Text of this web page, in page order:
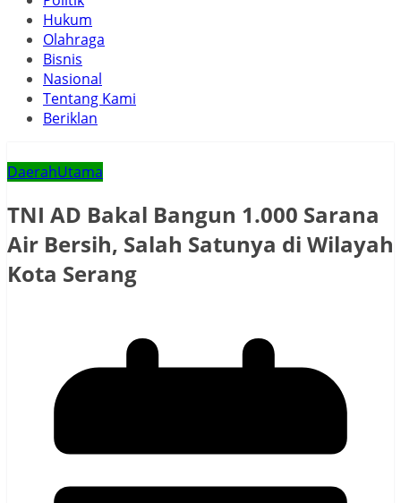
Hukum
Olahraga
Bisnis
Nasional
Tentang Kami
Beriklan
DaerahUtama
TNI AD Bakal Bangun 1.000 Sarana
Air Bersih, Salah Satunya di Wilayah
Kota Serang